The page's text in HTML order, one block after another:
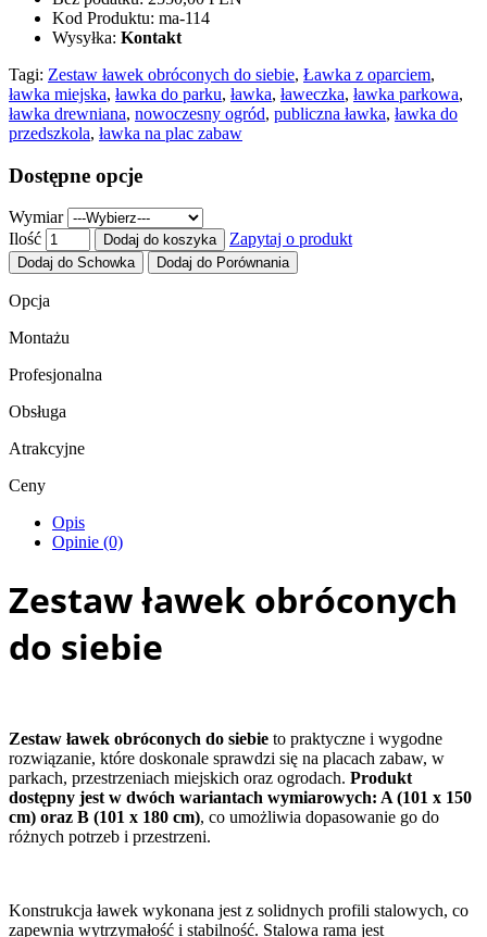
Kod Produktu: ma-114
Wysyłka: Kontakt
Tagi: Zestaw ławek obróconych do siebie, Ławka z oparciem,
ławka miejska, ławka do parku, ławka, ławeczka, ławka parkowa,
ławka drewniana, nowoczesny ogród, publiczna ławka, ławka do
przedszkola, ławka na plac zabaw
Dostępne opcje
Wymiar
Ilość
Dodaj do koszyka Zapytaj o produkt
Dodaj do Schowka Dodaj do Porównania
Opcja
Montażu
Profesjonalna
Obsługa
Atrakcyjne
Ceny
Opis
Opinie (0)
Zestaw ławek obróconych
do siebie
Zestaw ławek obróconych do siebie to praktyczne i wygodne
rozwiązanie, które doskonale sprawdzi się na placach zabaw, w
parkach, przestrzeniach miejskich oraz ogrodach. Produkt
dostępny jest w dwóch wariantach wymiarowych: A (101 x 150
cm) oraz B (101 x 180 cm), co umożliwia dopasowanie go do
różnych potrzeb i przestrzeni.
Konstrukcja ławek wykonana jest z solidnych profili stalowych, co
zapewnia wytrzymałość i stabilność. Stalowa rama jest